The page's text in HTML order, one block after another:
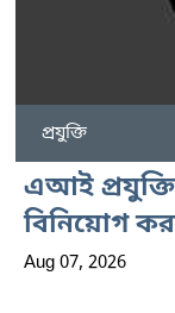
প্রযুক্তি
এআই
বিনিয়োগ
Aug 07, 2026